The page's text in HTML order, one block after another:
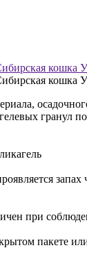
гранул
при
пакете